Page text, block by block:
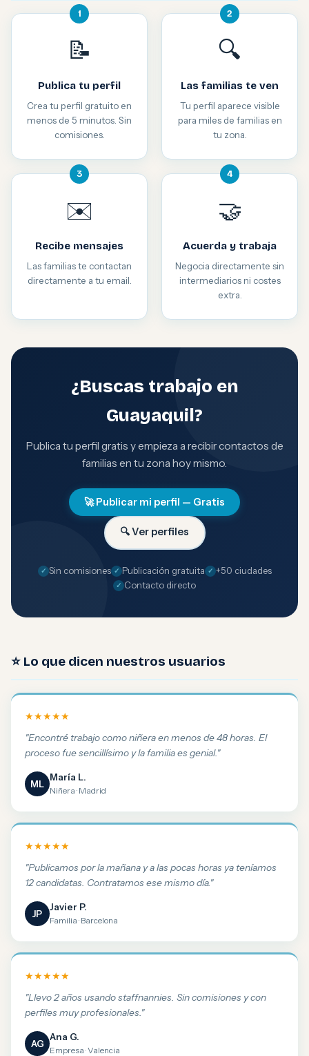
1
📝
Publica tu perfil
Crea tu perfil gratuito en
menos de 5 minutos. Sin
comisiones.
2
🔍
Las familias te ven
Tu perfil aparece visible
para miles de familias en
tu zona.
3
✉️
Recibe mensajes
Las familias te contactan
directamente a tu email.
4
🤝
Acuerda y trabaja
Negocia directamente sin
intermediarios ni costes
extra.
¿Buscas trabajo en
Guayaquil?
Publica tu perfil gratis y empieza a recibir contactos de
familias en tu zona hoy mismo.
🚀 Publicar mi perfil — Gratis
🔍 Ver perfiles
Sin comisiones Publicación gratuita
+50 ciudades
Contacto directo
⭐ Lo que dicen nuestros usuarios
★★★★★
"Encontré trabajo como niñera en menos de 48 horas. El
proceso fue sencillísimo y la familia es genial."
ML
María L.
Niñera · Madrid
★★★★★
"Publicamos por la mañana y a las pocas horas ya teníamos
12 candidatas. Contratamos ese mismo día."
JP
Javier P.
Familia · Barcelona
★★★★★
"Llevo 2 años usando staffnannies. Sin comisiones y con
perfiles muy profesionales."
AG
Ana G.
Empresa · Valencia